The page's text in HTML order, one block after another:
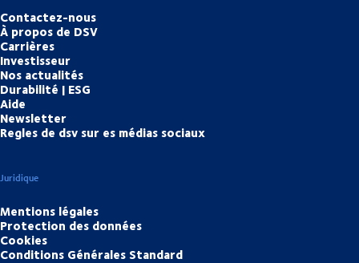
Contactez-nous
À propos de DSV
Carrières
Investisseur
Nos actualités
Durabilité | ESG
Aide
Newsletter
Regles de dsv sur es médias sociaux
Juridique
Mentions légales
Protection des données
Cookies
Conditions Générales Standard